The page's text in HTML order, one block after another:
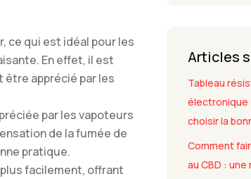
ce qui est idéal pour les
En effet, il est
être apprécié par les
par les vapoteurs
de la fumée de
pratique.
facilement, offrant
Articles
Tableau
électronique
choisir la
Comment
au CBD :